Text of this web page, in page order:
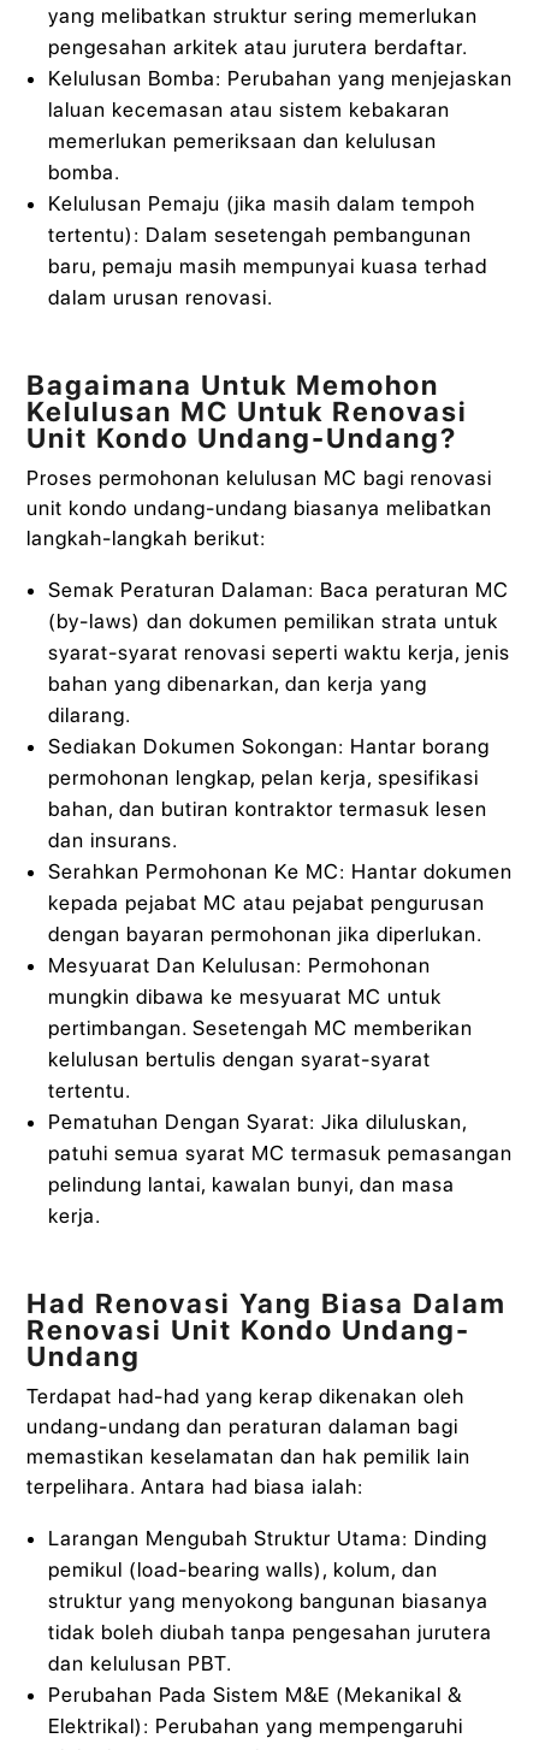
yang melibatkan struktur sering memerlukan
pengesahan arkitek atau jurutera berdaftar.
Kelulusan Bomba: Perubahan yang menjejaskan
laluan kecemasan atau sistem kebakaran
memerlukan pemeriksaan dan kelulusan
bomba.
Kelulusan Pemaju (jika masih dalam tempoh
tertentu): Dalam sesetengah pembangunan
baru, pemaju masih mempunyai kuasa terhad
dalam urusan renovasi.
Bagaimana Untuk Memohon
Kelulusan MC Untuk Renovasi
Unit Kondo Undang-Undang?
Proses permohonan kelulusan MC bagi renovasi
unit kondo undang-undang biasanya melibatkan
langkah-langkah berikut:
Semak Peraturan Dalaman: Baca peraturan MC
(by-laws) dan dokumen pemilikan strata untuk
syarat-syarat renovasi seperti waktu kerja, jenis
bahan yang dibenarkan, dan kerja yang
dilarang.
Sediakan Dokumen Sokongan: Hantar borang
permohonan lengkap, pelan kerja, spesifikasi
bahan, dan butiran kontraktor termasuk lesen
dan insurans.
Serahkan Permohonan Ke MC: Hantar dokumen
kepada pejabat MC atau pejabat pengurusan
dengan bayaran permohonan jika diperlukan.
Mesyuarat Dan Kelulusan: Permohonan
mungkin dibawa ke mesyuarat MC untuk
pertimbangan. Sesetengah MC memberikan
kelulusan bertulis dengan syarat-syarat
tertentu.
Pematuhan Dengan Syarat: Jika diluluskan,
patuhi semua syarat MC termasuk pemasangan
pelindung lantai, kawalan bunyi, dan masa
kerja.
Had Renovasi Yang Biasa Dalam
Renovasi Unit Kondo Undang-
Undang
Terdapat had-had yang kerap dikenakan oleh
undang-undang dan peraturan dalaman bagi
memastikan keselamatan dan hak pemilik lain
terpelihara. Antara had biasa ialah:
Larangan Mengubah Struktur Utama: Dinding
pemikul (load-bearing walls), kolum, dan
struktur yang menyokong bangunan biasanya
tidak boleh diubah tanpa pengesahan jurutera
dan kelulusan PBT.
Perubahan Pada Sistem M&E (Mekanikal &
Elektrikal): Perubahan yang mempengaruhi